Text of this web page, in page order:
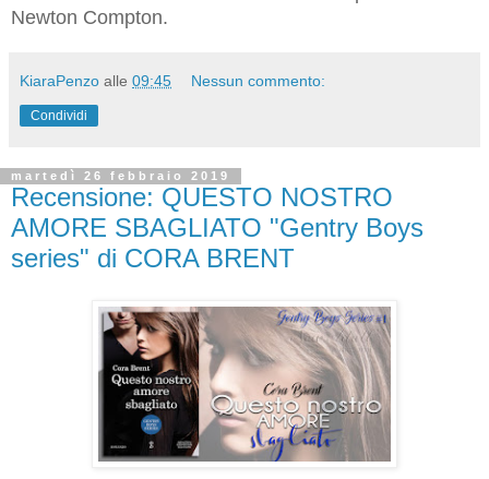
Newton Compton.
KiaraPenzo alle 09:45 Nessun commento:
Condividi
martedì 26 febbraio 2019
Recensione: QUESTO NOSTRO
AMORE SBAGLIATO "Gentry Boys
series" di CORA BRENT